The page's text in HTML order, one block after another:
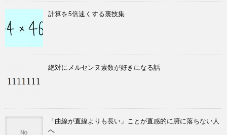
計算を5倍速くする裏技集
絶対にメルセンヌ素数が好きになる話
「曲線が直線よりも長い」ことが直感的に腑に落ちない人
へ